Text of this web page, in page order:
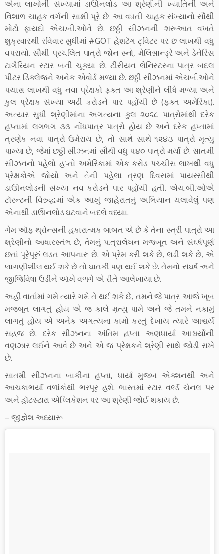
એના લાખોની સંખ્યામાં ડાઊનલોડ આ શ્રેણીની ખ્યાતિની અને
વિશાળ ચાહક વર્ગની સાક્ષી પૂરે છે. આ વધતી ચાહક સંખ્યાનો સૌથી
મોટો ફાયદો એચ.બી.ઓને છે. છઠ્ઠી સીઝનની શરૂઆત વખતે
શુક્રવારથી રવિવાર સુધીમાં #GOT હેશટૅગ ટ્વિટર પર છ લાખથી વધુ
વપરાયો. સૌથી પ્રચલિત પાત્રો જોન સ્નો, મેલિસાન્ડ્રે અને ડેનેરિસ
ટાર્ગેરિયન સ્ટાર બની ચૂક્યા છે. ટીરીયન લેનિસ્ટરના પાત્ર બદલ
પીટર ડિંક્લેજને અનેક એવોર્ડ મળ્યા છે. છઠ્ઠી સીઝનમાં એચબીઓને
પચાસ લાખથી વધુ નવા પ્રેક્ષકો ફક્ત આ શ્રેણીને લીધે મળ્યા અને
કુલ પ્રેક્ષક સંખ્યા અઢી કરોડને પાર પહોંચી છે (ફક્ત અમેરિકા).
અત્યાર સુધી શ્રેણીમાંના અગત્યના કુલ ૨૦૨૮ પાત્રોમાંથી દરેક
હપ્તામાં લગભગ ૩૩ નોંધપાત્ર પાત્રો હોય છે અને દરેક હપ્તામાં
ત્રણેક નવા પાત્રો ઉમેરાય છે, તો સાથે સાથે ૧૨૪૩ પાત્રો મૃત્યુ
પામ્યા છે, જેમાં છઠ્ઠી સીઝનમાં સૌથી વધુ ૫૪૦ પાત્રો મર્યા છે. સાતમી
સીઝનનો પહેલો હપ્તો અમેરિકામાં એક કરોડ પચ્ચીસ લાખથી વધુ
પ્રેક્ષકોએ જોયો અને તેની પહેલા ત્રણ દિવસમાં પાયરસીથી
ડાઊનલોડની સંખ્યા નવ કરોડને પાર પહોંચી હતી. એચ.બી.ઓએ
ટૉરન્ટની વિરુદ્ધમાં એક આખું જાહેરાતનું અભિયાન ચલાવેલું પણ
એનાથી ડાઊનલોડ ઘટવાને બદલે વધ્યાા.
ગેમ ઑફ થ્રોન્સની હકારાત્મક બાબત એ છે કે તેના સ્ત્રી પાત્રો આ
શ્રેણીનો આધારસ્તંભ છે, તેમનું પાત્રાલેખન મજબૂત અને સંઘર્ષપૂર્ણ
છતાં પૂરેપૂરું લડત આપનારું છે. એ પ્રેમ કરી શકે છે, લડી શકે છે, એ
લાગણીશીલ થઈ શકે છે તો ઘાતકી પણ થઈ શકે છે. તેમનો સંઘર્ષ અને
જીજિવિષા ઉડીને આંખે વળગે એ રીતે આલેખાયા છે.
અહીં વાર્તામાં ગમે ત્યારે ગમે તે થઈ શકે છે, તમને જે પાત્ર આજે ખૂબ
મજબૂત લાગતું હોય એ જ કાલે મૃત્યુ પામે અને જે તમને નકામું
લાગતું હોય એ અનેક અગત્યના કામો કરતું દેખાય ત્યારે આશ્ચર્ય
સહજ છે. દરેક સીઝનના અંતિમ હપ્તા અણધાર્યા આશ્ચર્યોની
વણઝાર લઈને આવે છે અને એ જ પ્રેક્ષકને શ્રેણી સાથે જોડી રાખે
છે.
સાતમી સીઝનના બાકીના હપ્તા, ધાર્યા મુજબ એક્શનથી અને
આંચકાભર્યા વળાંકોથી ભરપૂર હશે. ભારતમાં સ્ટાર વર્લ્ડ ચેનલ પર
અને હૉટસ્ટારા એપ્લિકેશન પર આ શ્રેણી જોઈ શકાય છે.
– જીજ્ઞેશ અધ્યારૂ